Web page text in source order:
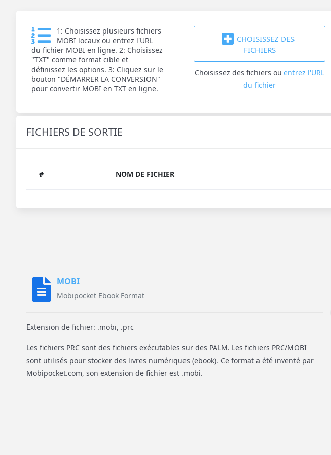
1: Choisissez plusieurs fichiers
MOBI locaux ou entrez l'URL
du fichier MOBI en ligne. 2: Choisissez
"TXT" comme format cible et
définissez les options. 3: Cliquez sur le
bouton "DÉMARRER LA CONVERSION"
pour convertir MOBI en TXT en ligne.
CHOISISSEZ DES
FICHIERS
Choisissez des fichiers ou entrez l'URL
du fichier
FICHIERS DE SORTIE
# NOM DE FICHIER
MOBI
Mobipocket Ebook Format
Extension de fichier: .mobi, .prc
Les fichiers PRC sont des fichiers exécutables sur des PALM. Les fichiers PRC/MOBI
sont utilisés pour stocker des livres numériques (ebook). Ce format a été inventé par
Mobipocket.com, son extension de fichier est .mobi.